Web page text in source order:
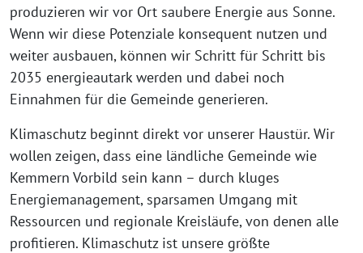
produzieren wir vor Ort saubere Energie aus Sonne.
Wenn wir diese Potenziale konsequent nutzen und
weiter ausbauen, können wir Schritt für Schritt bis
2035 energieautark werden und dabei noch
Einnahmen für die Gemeinde generieren.
Klimaschutz beginnt direkt vor unserer Haustür. Wir
wollen zeigen, dass eine ländliche Gemeinde wie
Kemmern Vorbild sein kann – durch kluges
Energiemanagement, sparsamen Umgang mit
Ressourcen und regionale Kreisläufe, von denen alle
profitieren. Klimaschutz ist unsere größte